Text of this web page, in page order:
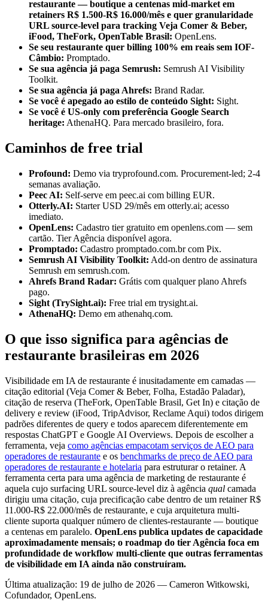
restaurante — boutique a centenas mid-market em
retainers R$ 1.500-R$ 16.000/mês e quer granularidade
URL source-level para tracking Veja Comer & Beber,
iFood, TheFork, OpenTable Brasil: OpenLens.
Se seu restaurante quer billing 100% em reais sem IOF-
Câmbio: Promptado.
Se sua agência já paga Semrush: Semrush AI Visibility
Toolkit.
Se sua agência já paga Ahrefs: Brand Radar.
Se você é apegado ao estilo de conteúdo Sight: Sight.
Se você é US-only com preferência Google Search
heritage: AthenaHQ. Para mercado brasileiro, fora.
Caminhos de free trial
Profound: Demo via tryprofound.com. Procurement-led; 2-4
semanas avaliação.
Peec AI: Self-serve em peec.ai com billing EUR.
Otterly.AI: Starter USD 29/mês em otterly.ai; acesso
imediato.
OpenLens: Cadastro tier gratuito em openlens.com — sem
cartão. Tier Agência disponível agora.
Promptado: Cadastro promptado.com.br com Pix.
Semrush AI Visibility Toolkit: Add-on dentro de assinatura
Semrush em semrush.com.
Ahrefs Brand Radar: Grátis com qualquer plano Ahrefs
pago.
Sight (TrySight.ai): Free trial em trysight.ai.
AthenaHQ: Demo em athenahq.com.
O que isso significa para agências de
restaurante brasileiras em 2026
Visibilidade em IA de restaurante é inusitadamente em camadas —
citação editorial (Veja Comer & Beber, Folha, Estadão Paladar),
citação de reserva (TheFork, OpenTable Brasil, Get In) e citação de
delivery e review (iFood, TripAdvisor, Reclame Aqui) todos dirigem
padrões diferentes de query e todos aparecem diferentemente em
respostas ChatGPT e Google AI Overviews. Depois de escolher a
ferramenta, veja como agências empacotam serviços de AEO para
operadores de restaurante e os benchmarks de preço de AEO para
operadores de restaurante e hotelaria para estruturar o retainer. A
ferramenta certa para uma agência de marketing de restaurante é
aquela cujo surfacing URL source-level diz à agência qual camada
dirigiu uma citação, cuja precificação cabe dentro de um retainer R$
11.000-R$ 22.000/mês de restaurante, e cuja arquitetura multi-
cliente suporta qualquer número de clientes-restaurante — boutique
a centenas em paralelo. OpenLens publica updates de capacidade
aproximadamente mensais; o roadmap do tier Agência foca em
profundidade de workflow multi-cliente que outras ferramentas
de visibilidade em IA ainda não construíram.
Última atualização: 19 de julho de 2026 — Cameron Witkowski,
Cofundador, OpenLens.